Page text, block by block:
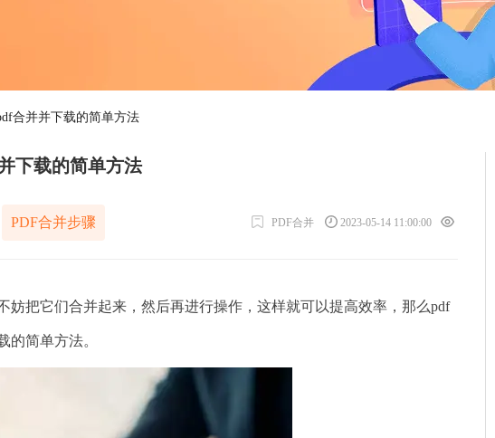
合并并下载的简单方法
下载的简单方法
PDF合并步骤 PDF合并 2023-05-14 11:00:00
把它们合并起来，然后再进行操作，这样就可以提高效率，那么pdf
的简单方法。